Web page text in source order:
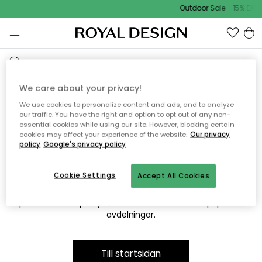
Outdoor Sale - 15%
Vi hittar tyvärr inte sidan du
söker
Detta kan bero på att sidan inte längre finns eller att den har
flyttats. Vi ber om ursäkt för besväret. I menyn ovan kan du
prova att söka på nytt, eller besöka en av våra populära
avdelningar.
Till startsidan
We care about your privacy!
We use cookies to personalize content and ads, and to analyze
our traffic. You have the right and option to opt out of any non-
essential cookies while using our site. However, blocking certain
cookies may affect your experience of the website. Our privacy
policy Google's privacy policy
Accept All Cookies
Cookie Settings